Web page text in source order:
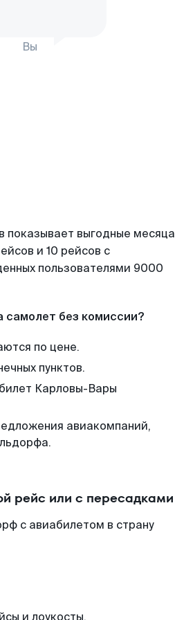
Вы
показывает выгодные месяца
и 10 рейсов с
пользователями 9000
самолет без комиссии?
по цене.
пунктов.
Карловы-Вары
авиакомпаний,
рейс или с пересадками
с авиабилетом в страну
и лоукосты.